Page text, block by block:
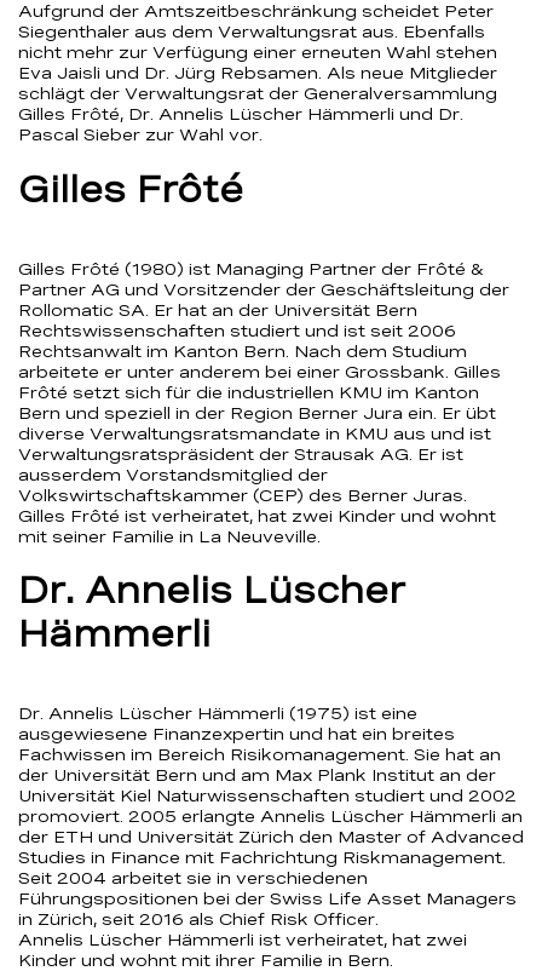
Aufgrund der Amtszeitbeschränkung scheidet Peter
Siegenthaler aus dem Verwaltungsrat aus. Ebenfalls
nicht mehr zur Verfügung einer erneuten Wahl stehen
Eva Jaisli und Dr. Jürg Rebsamen. Als neue Mitglieder
schlägt der Verwaltungsrat der Generalversammlung
Gilles Frôté, Dr. Annelis Lüscher Hämmerli und Dr.
Pascal Sieber zur Wahl vor.
Gilles Frôté
Gilles Frôté (1980) ist Managing Partner der Frôté &
Partner AG und Vorsitzender der Geschäftsleitung der
Rollomatic SA. Er hat an der Universität Bern
Rechtswissenschaften studiert und ist seit 2006
Rechtsanwalt im Kanton Bern. Nach dem Studium
arbeitete er unter anderem bei einer Grossbank. Gilles
Frôté setzt sich für die industriellen KMU im Kanton
Bern und speziell in der Region Berner Jura ein. Er übt
diverse Verwaltungsratsmandate in KMU aus und ist
Verwaltungsratspräsident der Strausak AG. Er ist
ausserdem Vorstandsmitglied der
Volkswirtschaftskammer (CEP) des Berner Juras.
Gilles Frôté ist verheiratet, hat zwei Kinder und wohnt
mit seiner Familie in La Neuveville.
Dr. Annelis Lüscher
Hämmerli
Dr. Annelis Lüscher Hämmerli (1975) ist eine
ausgewiesene Finanzexpertin und hat ein breites
Fachwissen im Bereich Risikomanagement. Sie hat an
der Universität Bern und am Max Plank Institut an der
Universität Kiel Naturwissenschaften studiert und 2002
promoviert. 2005 erlangte Annelis Lüscher Hämmerli an
der ETH und Universität Zürich den Master of Advanced
Studies in Finance mit Fachrichtung Riskmanagement.
Seit 2004 arbeitet sie in verschiedenen
Führungspositionen bei der Swiss Life Asset Managers
in Zürich, seit 2016 als Chief Risk Officer.
Annelis Lüscher Hämmerli ist verheiratet, hat zwei
Kinder und wohnt mit ihrer Familie in Bern.